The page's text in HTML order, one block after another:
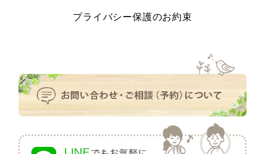
プライバシー保護のお約束